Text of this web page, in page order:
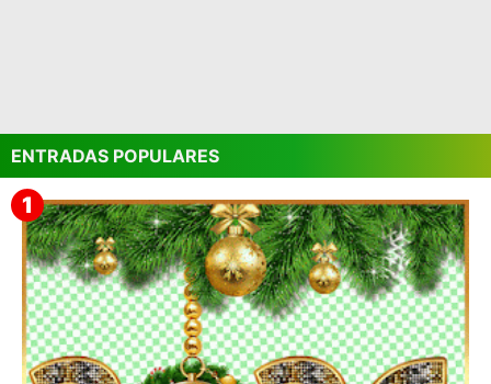
ENTRADAS POPULARES